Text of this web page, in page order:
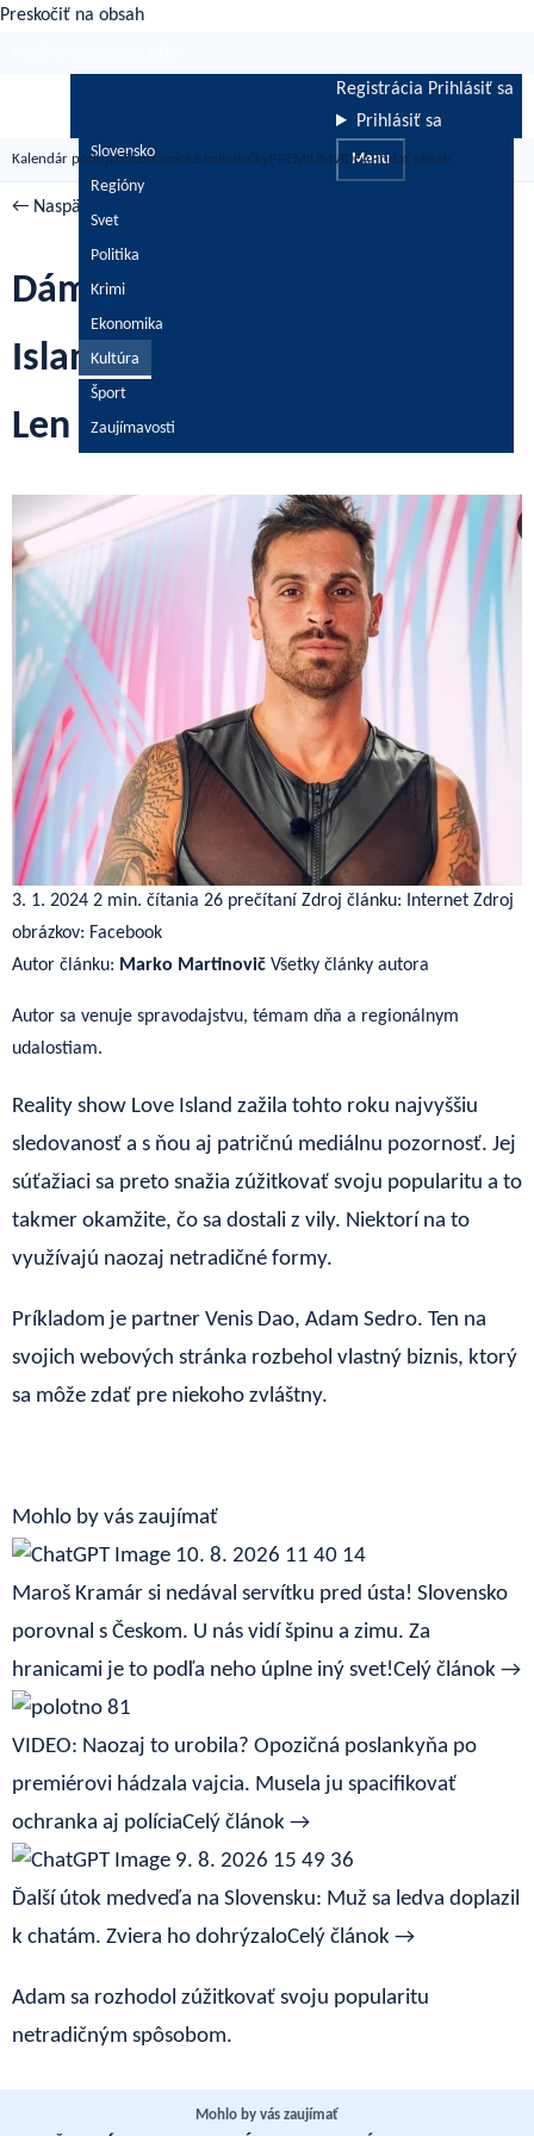
Preskočiť na obsah
Slovensko
Regióny
Svet
Politika
Krimi
Ekonomika
Kultúra
Šport
Zaujímavosti
Registrácia Prihlásiť sa
Prihlásiť sa
Menu
Kalendár podujatíEkonomické kalkulačkyPREMIUMVIDEÁPridať obsah
← Naspäť
Dámy, pozor! Adam z Love
Island rozbehol vlastný biznis.
Len za 19 eur ti natočí video!
3. 1. 2024 2 min. čítania 26 prečítaní Zdroj článku: Internet Zdroj
obrázkov: Facebook
Autor článku: Marko Martinovič Všetky články autora
Autor sa venuje spravodajstvu, témam dňa a regionálnym
udalostiam.
Reality show Love Island zažila tohto roku najvyššiu
sledovanosť a s ňou aj patričnú mediálnu pozornosť. Jej
súťažiaci sa preto snažia zúžitkovať svoju popularitu a to
takmer okamžite, čo sa dostali z vily. Niektorí na to
využívajú naozaj netradičné formy.
Príkladom je partner Venis Dao, Adam Sedro. Ten na
svojich webových stránka rozbehol vlastný biznis, ktorý
sa môže zdať pre niekoho zvláštny.
Mohlo by vás zaujímať
Maroš Kramár si nedával servítku pred ústa! Slovensko
porovnal s Českom. U nás vidí špinu a zimu. Za
hranicami je to podľa neho úplne iný svet!Celý článok →
VIDEO: Naozaj to urobila? Opozičná poslankyňa po
premiérovi hádzala vajcia. Musela ju spacifikovať
ochranka aj políciaCelý článok →
Ďalší útok medveďa na Slovensku: Muž sa ledva doplazil
k chatám. Zviera ho dohrýzaloCelý článok →
Adam sa rozhodol zúžitkovať svoju popularitu
netradičným spôsobom.
Mohlo by vás zaujímať